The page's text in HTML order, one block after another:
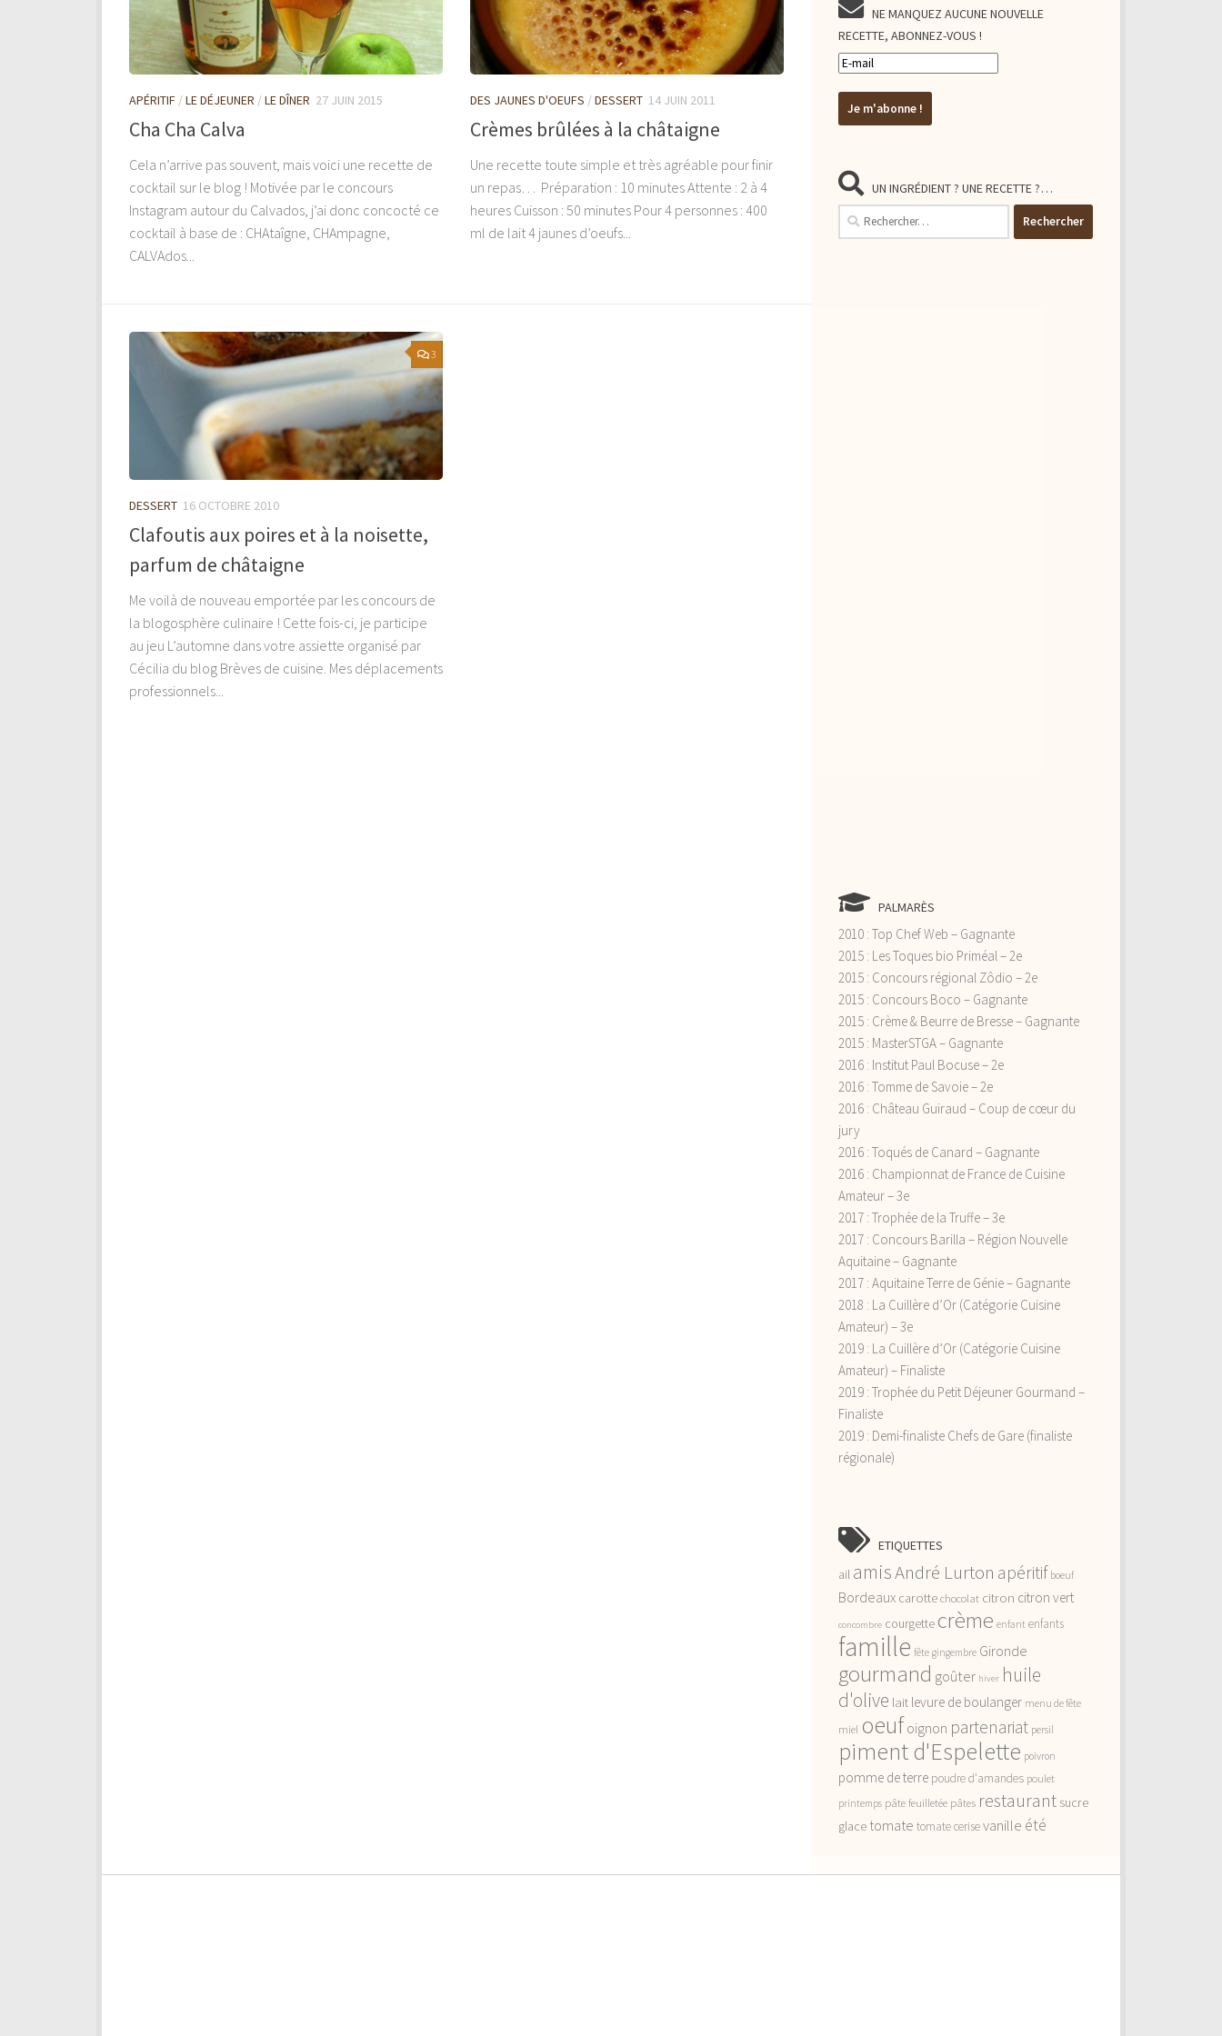
APÉRITIF /LE DÉJEUNER /LE DÎNER 27 JUIN 2015
Cha Cha Calva
Cela n’arrive pas souvent, mais voici une recette de
cocktail sur le blog ! Motivée par le concours
Instagram autour du Calvados, j’ai donc concocté ce
cocktail à base de : CHAtaîgne, CHAmpagne,
CALVAdos...
DES JAUNES D'OEUFS /DESSERT 14 JUIN 2011
Crèmes brûlées à la châtaigne
Une recette toute simple et très agréable pour finir
un repas… Préparation : 10 minutes Attente : 2 à 4
heures Cuisson : 50 minutes Pour 4 personnes : 400
ml de lait 4 jaunes d’oeufs...
3
DESSERT 16 OCTOBRE 2010
Clafoutis aux poires et à la noisette,
parfum de châtaigne
Me voilà de nouveau emportée par les concours de
la blogosphère culinaire ! Cette fois-ci, je participe
au jeu L’automne dans votre assiette organisé par
Cécilia du blog Brèves de cuisine. Mes déplacements
professionnels...
NE MANQUEZ AUCUNE NOUVELLE
RECETTE, ABONNEZ-VOUS !
UN INGRÉDIENT ? UNE RECETTE ?…
Rechercher :
PALMARÈS
2010 : Top Chef Web – Gagnante
2015 : Les Toques bio Priméal – 2e
2015 : Concours régional Zôdio – 2e
2015 : Concours Boco – Gagnante
2015 : Crème & Beurre de Bresse – Gagnante
2015 : MasterSTGA – Gagnante
2016 : Institut Paul Bocuse – 2e
2016 : Tomme de Savoie – 2e
2016 : Château Guiraud – Coup de cœur du
jury
2016 : Toqués de Canard – Gagnante
2016 : Championnat de France de Cuisine
Amateur – 3e
2017 : Trophée de la Truffe – 3e
2017 : Concours Barilla – Région Nouvelle
Aquitaine – Gagnante
2017 : Aquitaine Terre de Génie – Gagnante
2018 : La Cuillère d’Or (Catégorie Cuisine
Amateur) – 3e
2019 : La Cuillère d’Or (Catégorie Cuisine
Amateur) – Finaliste
2019 : Trophée du Petit Déjeuner Gourmand –
Finaliste
2019 : Demi-finaliste Chefs de Gare (finaliste
régionale)
ETIQUETTES
ail amisAndré Lurton apéritif boeuf
Bordeaux carottechocolat citron citron vert
concombre courgette crème enfant enfants
famille fête gingembre Gironde
gourmand goûter hiver huile
d'olive lait levure de boulanger menu de fête
miel oeuf oignon partenariat persil
piment d'Espelette poivron
pomme de terre poudre d'amandes poulet
printemps pâte feuilletée pâtes restaurant sucre
glace tomate tomate cerisevanille été